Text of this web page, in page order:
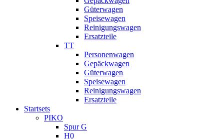
Güterwagen
Speisewagen
Reinigungswagen
Ersatzteile
TT
Personenwagen
Gepäckwagen
Güterwagen
Speisewagen
Reinigungswagen
Ersatzteile
Startsets
PIKO
Spur G
H0